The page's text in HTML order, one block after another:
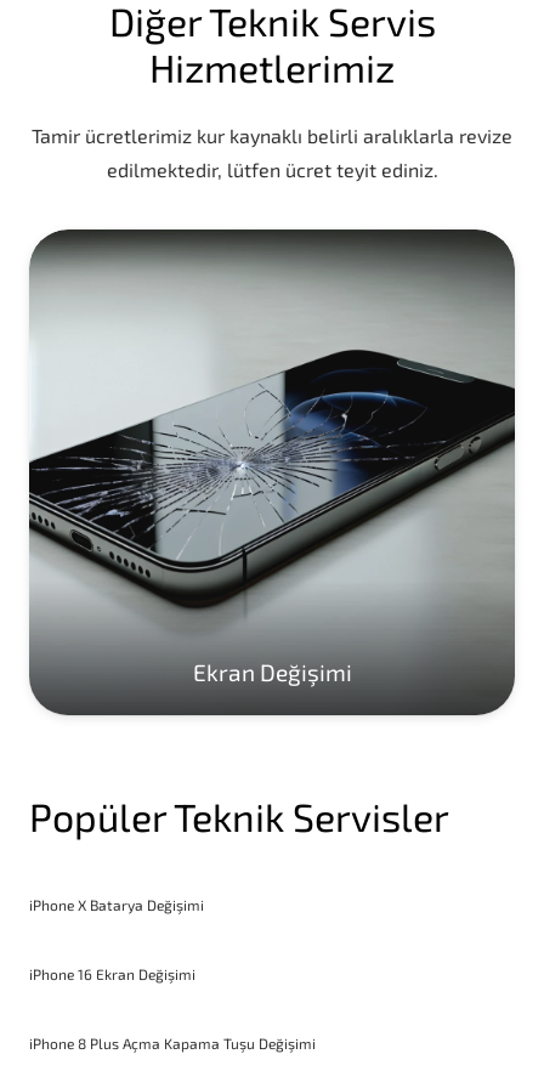
Diğer Teknik Servis
Hizmetlerimiz
Tamir ücretlerimiz kur kaynaklı belirli aralıklarla revize
edilmektedir, lütfen ücret teyit ediniz.
Ekran Değişimi
Popüler Teknik Servisler
iPhone X Batarya Değişimi
iPhone 16 Ekran Değişimi
iPhone 8 Plus Açma Kapama Tuşu Değişimi